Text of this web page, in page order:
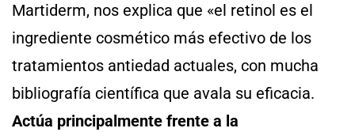
Martiderm, nos explica que «el retinol es el
ingrediente cosmético más efectivo de los
tratamientos antiedad actuales, con mucha
bibliografía científica que avala su eficacia.
Actúa principalmente frente a la